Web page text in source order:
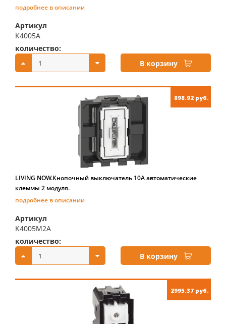
подробнее в описании
Артикул
K4005A
количество:
В корзину
898.92 руб.
LIVING NOW.Кнопочный выключатель 10А автоматические
клеммы 2 модуля.
подробнее в описании
Артикул
K4005M2A
количество:
В корзину
2995.37 руб.